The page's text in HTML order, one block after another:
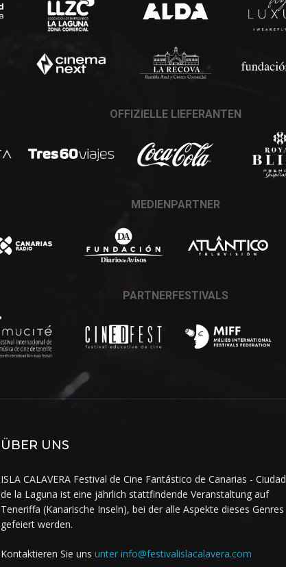
OFFIZIELLE LIEFERANTEN
MEDIENPARTNER
PARTNERFESTIVALS
ÜBER UNS
ISLA CALAVERA Festival de Cine Fantástico de Canarias - Ciudad
de la Laguna ist eine jährlich stattfindende Veranstaltung auf
Teneriffa (Kanarische Inseln), bei der alle Aspekte dieses Genres
gefeiert werden.
Kontaktieren Sie uns unter info@festivalislacalavera.com